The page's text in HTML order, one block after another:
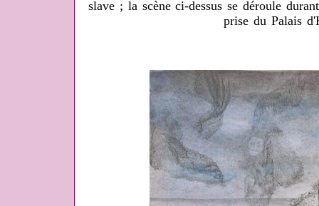
slave ; la scène ci-dessus se déroule
prise du Palais